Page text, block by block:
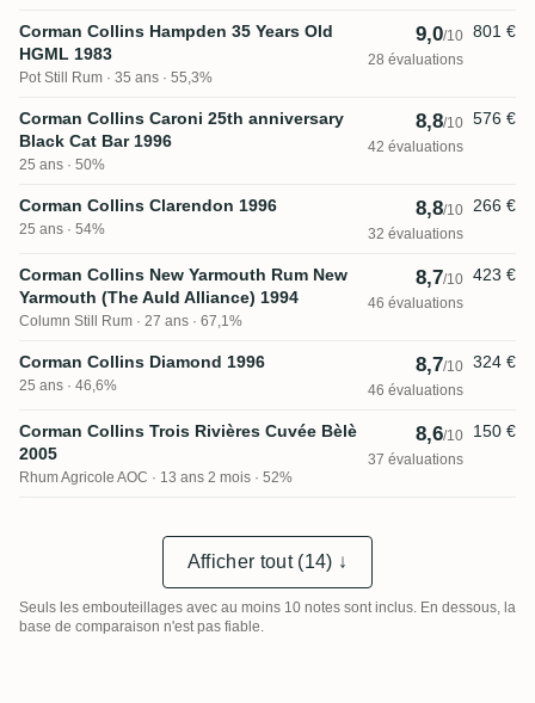
Corman Collins Hampden 35 Years Old
HGML 1983
Pot Still Rum 35 ans · 55,3%
9,0/10
28 évaluations
801 €
Corman Collins Caroni 25th anniversary
Black Cat Bar 1996
25 ans · 50%
8,8/10
42 évaluations
576 €
Corman Collins Clarendon 1996
25 ans · 54%
8,8/10
32 évaluations
266 €
Corman Collins New Yarmouth Rum New
Yarmouth (The Auld Alliance) 1994
Column Still Rum 27 ans · 67,1%
8,7/10
46 évaluations
423 €
Corman Collins Diamond 1996
25 ans · 46,6%
8,7/10
46 évaluations
324 €
Corman Collins Trois Rivières Cuvée Bèlè
2005
Rhum Agricole AOC 13 ans 2 mois · 52%
8,6/10
37 évaluations
150 €
Afficher tout (14) ↓
Seuls les embouteillages avec au moins 10 notes sont inclus. En dessous, la
base de comparaison n'est pas fiable.